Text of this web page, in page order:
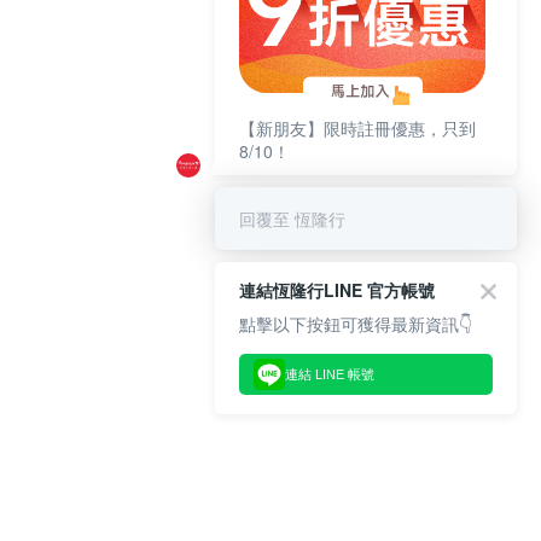
【新朋友】限時註冊優惠，只到
8/10！
回覆至 恆隆行
連結恆隆行LINE 官方帳號
點擊以下按鈕可獲得最新資訊👇
連結 LINE 帳號